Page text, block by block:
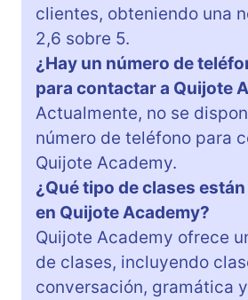
clientes, obteniendo una
2,6 sobre 5.
¿Hay un número de
para contactar a Quijote
Actualmente, no se
número de teléfono para
Quijote Academy.
¿Qué tipo de clases
en Quijote Academy?
Quijote Academy ofrece
de clases, incluyendo
conversación, gramática